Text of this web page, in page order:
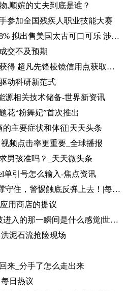
,顺嫔的丈夫到底是谁？
参加全国残疾人职业技能大赛
焦点热议:太古A开盘涨近8% 拟出售美国太古可口可乐 涉资304亿港元
交不及预期
超凡先锋棱镜信用点怎么获得 超凡先锋棱镜信用点获取方式一览 全球快资讯
动科研新范式
源相关技术储备-世界新资讯
花“粉舞妃”首次推出
主要症状和体征|天天头条
频点击率更重要_全球播报
男孩准吗？_天天微头条
单引号怎么输入-焦点资讯
何宇鑫：6.29黄金周线支撑守住，警惕触底反弹上去！|每日短讯
用商店的提议
进入的一瞬间什么感受_被进入的那一瞬间是什么感觉|世界快播报
泥石流抢险现场
来_分手了怎么走出来
日热议